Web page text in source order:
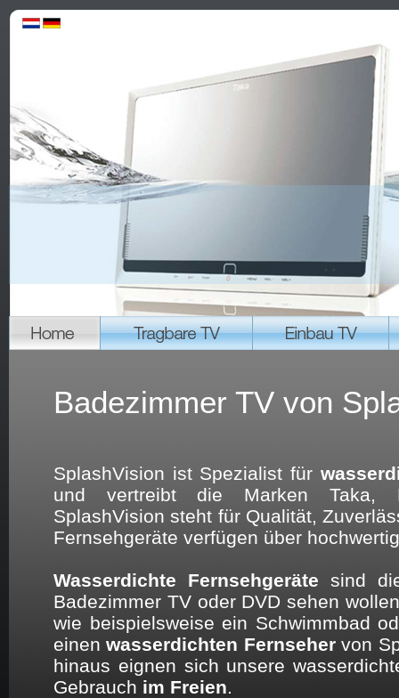
Badezimmer TV von
SplashVision ist Spezialist für
und vertreibt die Marken Taka,
SplashVision steht für Qualität,
Fernsehgeräte verfügen über
Wasserdichte Fernsehgeräte sind
Badezimmer TV oder DVD sehen
wie beispielsweise ein Schwimmbad
einenwasserdichten Fernsehervon
hinaus eignen sich unsere
Gebrauch im Freien.